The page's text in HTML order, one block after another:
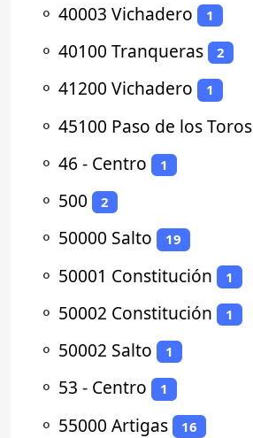
⚬ 40003 Vichadero 1
⚬ 40100 Tranqueras 2
⚬ 41200 Vichadero 1
⚬ 45100 Paso de los Toros
⚬ 46 - Centro 1
⚬ 500 2
⚬ 50000 Salto 19
⚬ 50001 Constitución 1
⚬ 50002 Constitución 1
⚬ 50002 Salto 1
⚬ 53 - Centro 1
⚬ 55000 Artigas 16